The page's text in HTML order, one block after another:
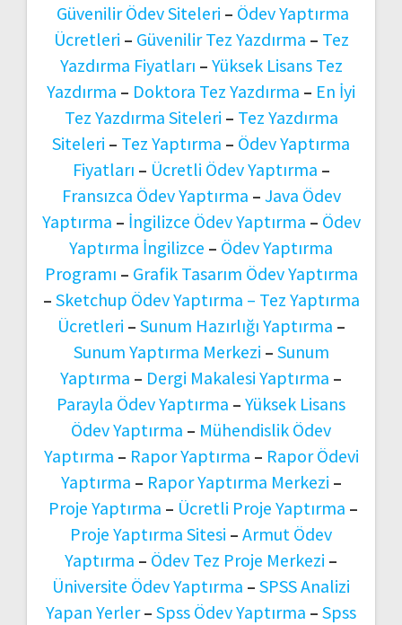
Güvenilir Ödev Siteleri – Ödev Yaptırma
Ücretleri – Güvenilir Tez Yazdırma – Tez
Yazdırma Fiyatları – Yüksek Lisans Tez
Yazdırma – Doktora Tez Yazdırma – En İyi
Tez Yazdırma Siteleri – Tez Yazdırma
Siteleri – Tez Yaptırma – Ödev Yaptırma
Fiyatları – Ücretli Ödev Yaptırma –
Fransızca Ödev Yaptırma – Java Ödev
Yaptırma – İngilizce Ödev Yaptırma – Ödev
Yaptırma İngilizce – Ödev Yaptırma
Programı – Grafik Tasarım Ödev Yaptırma
– Sketchup Ödev Yaptırma – Tez Yaptırma
Ücretleri – Sunum Hazırlığı Yaptırma –
Sunum Yaptırma Merkezi – Sunum
Yaptırma – Dergi Makalesi Yaptırma –
Parayla Ödev Yaptırma – Yüksek Lisans
Ödev Yaptırma – Mühendislik Ödev
Yaptırma – Rapor Yaptırma – Rapor Ödevi
Yaptırma – Rapor Yaptırma Merkezi –
Proje Yaptırma – Ücretli Proje Yaptırma –
Proje Yaptırma Sitesi – Armut Ödev
Yaptırma – Ödev Tez Proje Merkezi –
Üniversite Ödev Yaptırma – SPSS Analizi
Yapan Yerler– Spss Ödev Yaptırma – Spss